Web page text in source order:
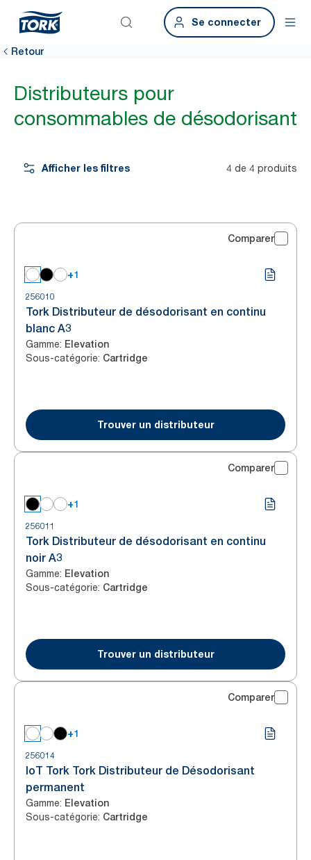
Se connecter
Retour
Distributeurs pour
consommables de désodorisant
Afficher les filtres 4 de 4 produits
Comparer
+1
256010
Tork Distributeur de désodorisant en continu
blanc A3
Gamme: Elevation
Sous-catégorie: Cartridge
Trouver un distributeur
Comparer
+1
256011
Tork Distributeur de désodorisant en continu
noir A3
Gamme: Elevation
Sous-catégorie: Cartridge
Trouver un distributeur
Comparer
+1
256014
IoT Tork Tork Distributeur de Désodorisant
permanent
Gamme: Elevation
Sous-catégorie: Cartridge